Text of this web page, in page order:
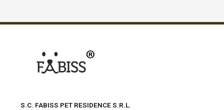
S.C. FABISS PET RESIDENCE S.R.L.